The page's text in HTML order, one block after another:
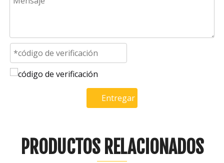
Entregar
PRODUCTOS RELACIONADOS